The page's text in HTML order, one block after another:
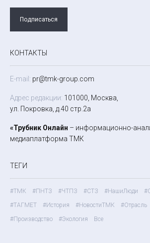
Подписаться
КОНТАКТЫ
E-mail: pr@tmk-group.com
Адрес редакции: 101000, Москва,
ул. Покровка, д.40 стр.2а
«Трубник Онлайн – информационно-
медиаплатформа ТМК
ТЕГИ
#ТМК #ПНТЗ #ЧТПЗ #СТЗ #НашиЛюди
#ТАГМЕТ
#История #НовостиТМК #Отрасль
#Производство
#Экология Все